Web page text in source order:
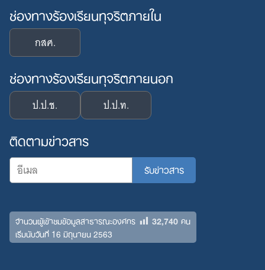
ช่องทางร้องเรียนทุจริตภายใน
กสศ.
ช่องทางร้องเรียนทุจริตภายนอก
ป.ป.ช. ป.ป.ท.
ติดตามข่าวสาร
จำนวนผู้เข้าชมข้อมูลสาธารณะองค์กร 32,740คน
เริ่มนับวันที่ 16 มิถุนายน 2563